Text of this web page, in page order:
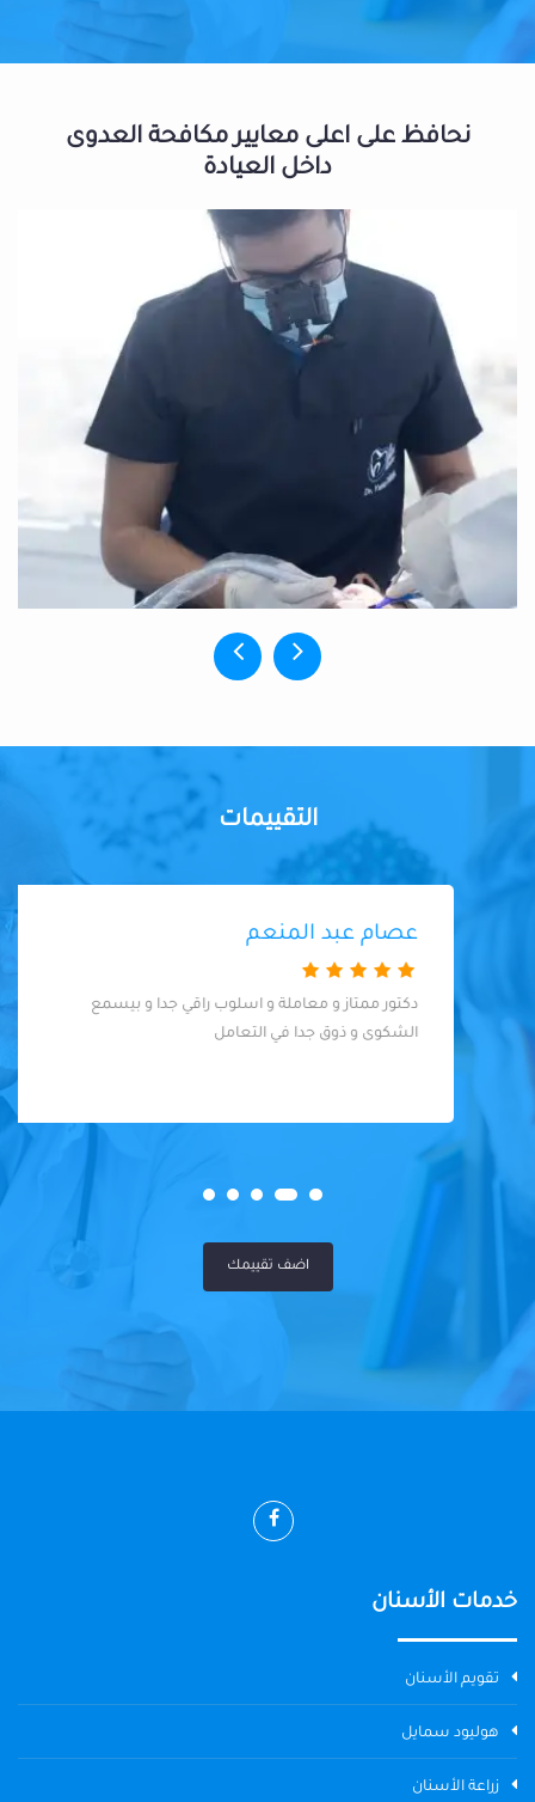
نحافظ على اعلى معايير مكافحة العدوى
داخل العيادة
التقييمات
عصام عبد المنعم
دكتور ممتاز و معاملة و اسلوب راقي جدا و بيسمع
الشكوى و ذوق جدا في التعامل
اضف تقييمك
خدمات الأسنان
تقويم الأسنان
هوليود سمايل
زراعة الأسنان